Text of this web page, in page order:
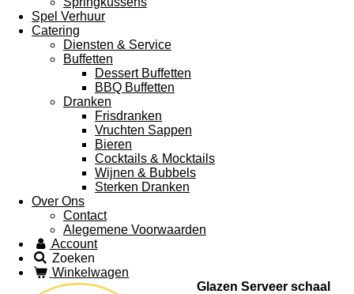
Spel Verhuur
Catering
Diensten & Service
Buffetten
Dessert Buffetten
BBQ Buffetten
Dranken
Frisdranken
Vruchten Sappen
Bieren
Cocktails & Mocktails
Wijnen & Bubbels
Sterken Dranken
Over Ons
Contact
Alegemene Voorwaarden
Account
Zoeken
Winkelwagen
Glazen Serveer schaal